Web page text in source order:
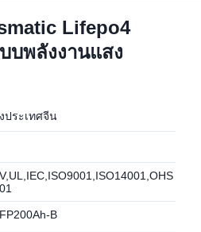
Lifepo4
บพลังงานแสง
งประเทศจีน
B